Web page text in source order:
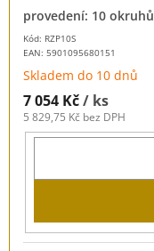
Kód: RZP10S
EAN: 5901095680151
provedení: 10 okruhů
Skladem do 10 dnů
7 054 Kč/ ks
5 829,75 Kč bez DPH